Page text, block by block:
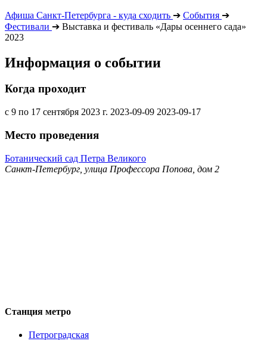
Афиша Санкт-Петербурга - куда сходить ➔ События ➔
Фестивали ➔ Выставка и фестиваль «Дары осеннего сада»
2023
Информация о событии
Когда проходит
с 9 по 17 сентября 2023 г. 2023-09-09 2023-09-17
Место проведения
Ботанический сад Петра Великого
Санкт-Петербург, улица Профессора Попова, дом 2
Станция метро
Петроградская